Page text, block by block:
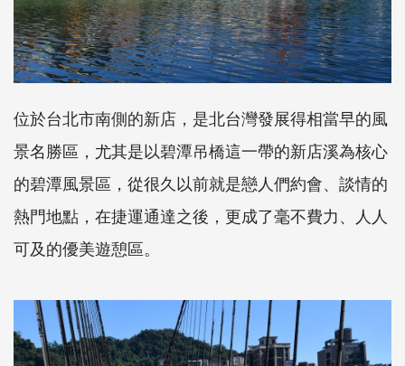
位於台北市南側的新店，是北台灣發展得相當早的風
景名勝區，尤其是以碧潭吊橋這一帶的新店溪為核心
的碧潭風景區，從很久以前就是戀人們約會、談情的
熱門地點，在捷運通達之後，更成了毫不費力、人人
可及的優美遊憩區。